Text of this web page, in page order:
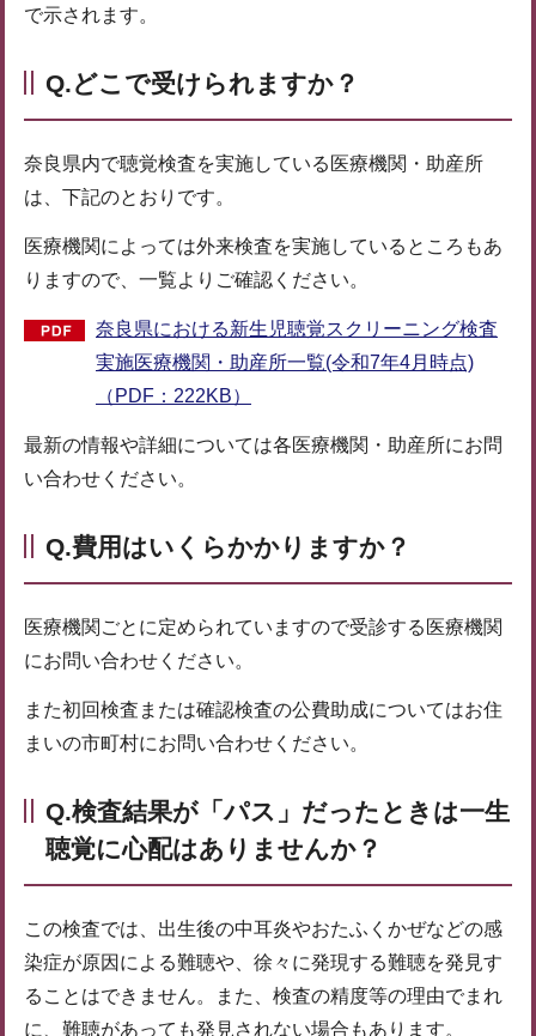
で示されます。
Q.どこで受けられますか？
奈良県内で聴覚検査を実施している医療機関・助産所
は、下記のとおりです。
医療機関によっては外来検査を実施しているところもあ
りますので、一覧よりご確認ください。
奈良県における新生児聴覚スクリーニング検査
実施医療機関・助産所一覧(令和7年4月時点)
（PDF：222KB）
最新の情報や詳細については各医療機関・助産所にお問
い合わせください。
Q.費用はいくらかかりますか？
医療機関ごとに定められていますので受診する医療機関
にお問い合わせください。
また初回検査または確認検査の公費助成についてはお住
まいの市町村にお問い合わせください。
Q.検査結果が「パス」だったときは一生
聴覚に心配はありませんか？
この検査では、出生後の中耳炎やおたふくかぜなどの感
染症が原因による難聴や、徐々に発現する難聴を発見す
ることはできません。また、検査の精度等の理由でまれ
に、難聴があっても発見されない場合もあります。